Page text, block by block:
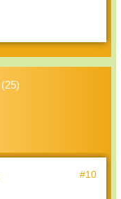
(25)
#10